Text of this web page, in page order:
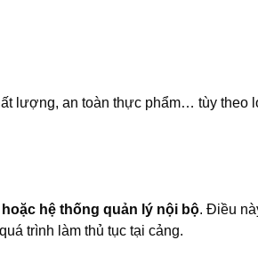
lượng, an toàn thực phẩm… tùy theo
hệ thống quản lý nội bộ. Điều
trình làm thủ tục tại cảng.